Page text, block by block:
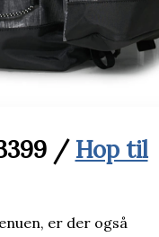
/ Hop til
er der også